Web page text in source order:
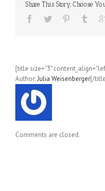
Share This Story, Choose
[title size="3"
Author:Julia Weisenberger[/
Comments are closed.